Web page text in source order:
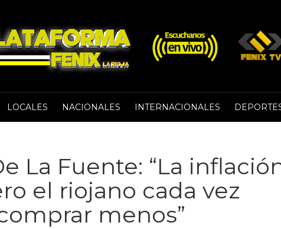
LOCALES NACIONALES INTERNACIONALES
La Fuente: “La
el riojano cada vez
menos”